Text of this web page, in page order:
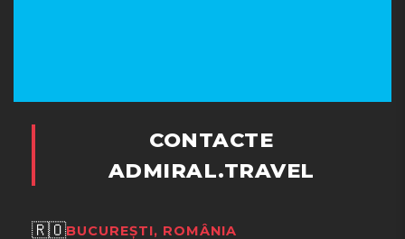
CONTACTE
ADMIRAL.TRAVEL
🇷🇴BUCUREȘTI, ROMÂNIA